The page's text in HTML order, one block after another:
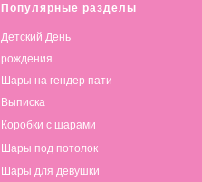
Популярные разделы
Детский День
рождения
Шары на гендер пати
Выписка
Коробки с шарами
Шары под потолок
Шары для девушки